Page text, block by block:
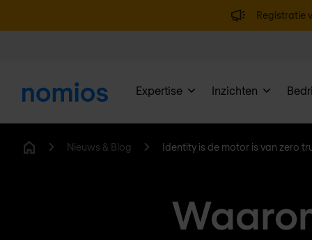
Registratie
Expertise Inzichten
Nieuws & Blog Identity is de motor is van zero